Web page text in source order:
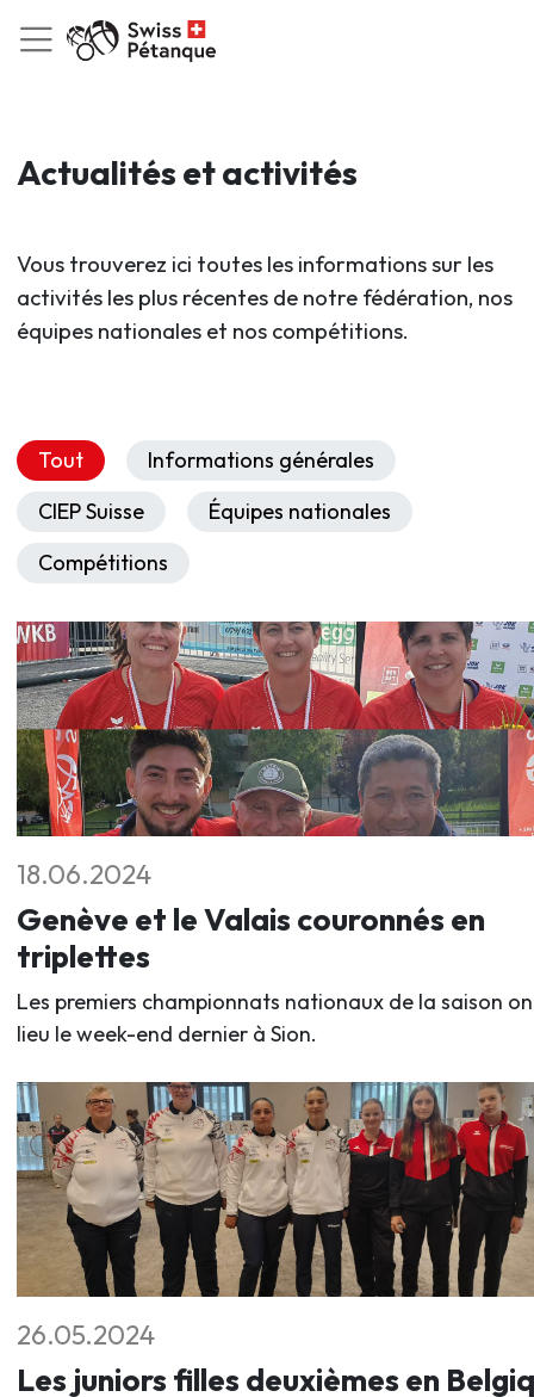
Actualités et activités
Vous trouverez ici toutes les informations sur les
activités les plus récentes de notre fédération, nos
équipes nationales et nos compétitions.
Tout
Informations générales
CIEP Suisse
Équipes nationales
Compétitions
18.06.2024
Genève et le Valais couronnés en
triplettes
Les premiers championnats nationaux de la saison
lieu le week-end dernier à Sion.
26.05.2024
Les juniors filles deuxièmes en